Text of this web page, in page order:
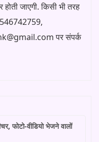
जाएगी. किसी भी तरह
पर संपर्क
फोटो-वीडियो भेजने वालों